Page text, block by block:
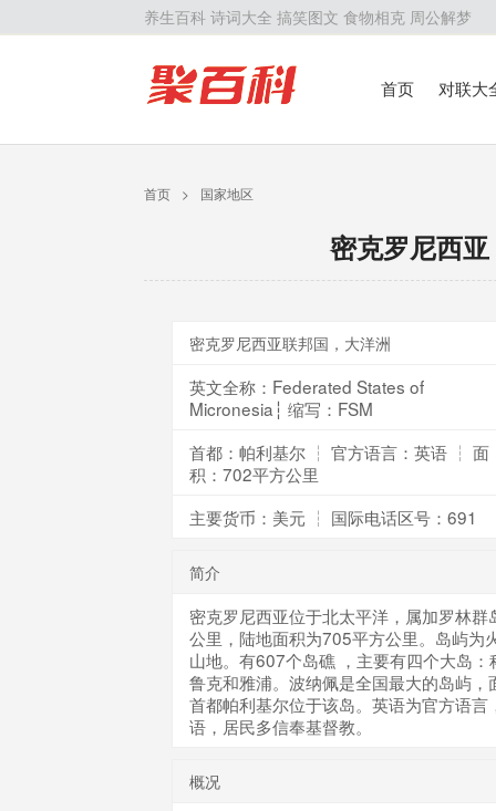
养生百科 诗词大全 搞笑图文 食物相克 周公解梦
首页
对联大
首页 > 国家地区
密克罗尼西亚
密克罗尼西亚联邦国，大洋洲
英文全称：Federated States of
Micronesia┆ 缩写：FSM
首都：帕利基尔 ┆ 官方语言：英语 ┆ 面
积：702平方公里
主要货币：美元 ┆ 国际电话区号：691
简介
密克罗尼西亚位于北太平洋，属加罗林
公里，陆地面积为705平方公里。岛屿为
山地。有607个岛礁 ，主要有四个大岛
鲁克和雅浦。波纳佩是全国最大的岛屿
首都帕利基尔位于该岛。英语为官方语言
语，居民多信奉基督教。
概况